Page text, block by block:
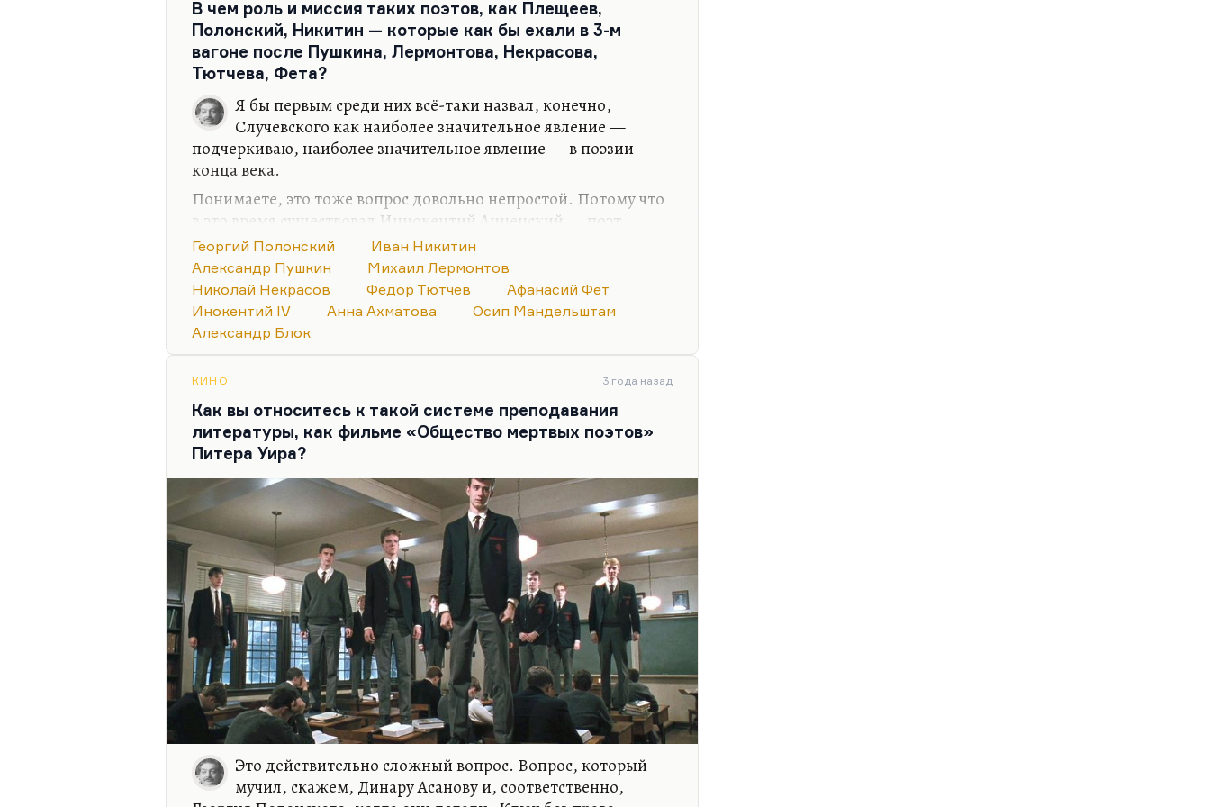
объяснить, каким образом человек, не имеющий к тому
времени никакого литературного опыта, кроме нескольких
стихов, написал лучшую школьную повесть, лучший
школьный сценарий в русской литературе.
И самое главное, я не могу объяснить, каким образом этот
сценарий был поставлен, потому что «Доживем до
понедельника» ― это настолько неправильная во всех…
В чем роль и миссия таких поэтов, как Плещеев,
Полонский, Никитин — которые как бы ехали в 3-м
вагоне после Пушкина, Лермонтова, Некрасова,
Тютчева, Фета?
Я бы первым среди них всё-таки назвал, конечно,
Случевского как наиболее значительное явление —
подчеркиваю, наиболее значительное явление — в поэзии
конца века.
Понимаете, это тоже вопрос довольно непростой. Потому что
в это время существовал Иннокентий Анненский — поэт,
безусловно, гениальный, из которого вышла вся русская
поэзия XX столетия. В нем есть всё. Как говорила Ахматова, «в
нем есть даже Хлебников», цитируя некоторые его почти
заумные стихи. Был Фофанов, был Надсон, был упомянутый
Случевский, был поздний Фет. Были большие поэты —
зловонная, страшно пошлая эпоха не дала развернуться и
О…
Георгий Полонский
Иван Никитин
Александр Пушкин
Михаил Лермонтов
Николай Некрасов
Федор Тютчев
Афанасий Фет
Инокентий IV
Анна Ахматова
Осип Мандельштам
Александр Блок
КИНО 3 года назад
Как вы относитесь к такой системе преподавания
литературы, как фильме «Общество мертвых поэтов»
Питера Уира?
Это действительно сложный вопрос. Вопрос, который
мучил, скажем, Динару Асанову и, соответственно,